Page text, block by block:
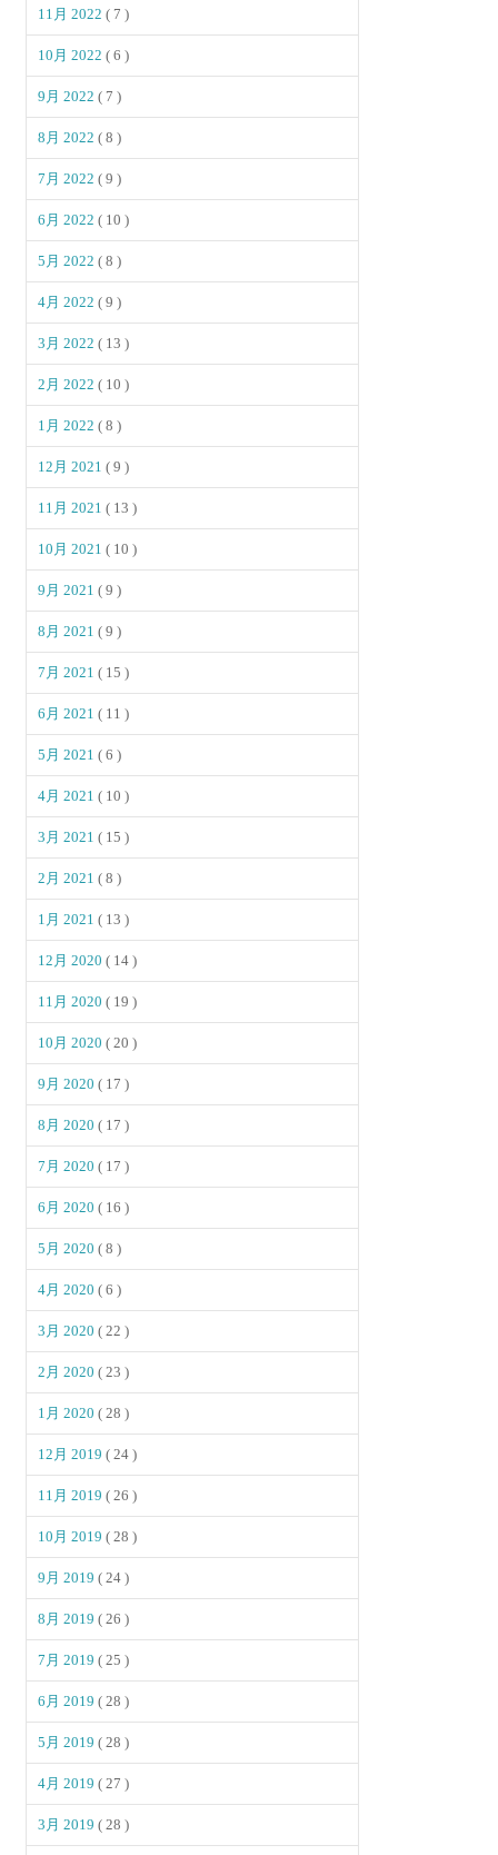
11月 2022( 7 )
10月 2022( 6 )
9月 2022( 7 )
8月 2022( 8 )
7月 2022( 9 )
6月 2022( 10 )
5月 2022( 8 )
4月 2022( 9 )
3月 2022( 13 )
2月 2022( 10 )
1月 2022( 8 )
12月 2021( 9 )
11月 2021( 13 )
10月 2021( 10 )
9月 2021( 9 )
8月 2021( 9 )
7月 2021( 15 )
6月 2021( 11 )
5月 2021( 6 )
4月 2021( 10 )
3月 2021( 15 )
2月 2021( 8 )
1月 2021( 13 )
12月 2020( 14 )
11月 2020( 19 )
10月 2020( 20 )
9月 2020( 17 )
8月 2020( 17 )
7月 2020( 17 )
6月 2020( 16 )
5月 2020( 8 )
4月 2020( 6 )
3月 2020( 22 )
2月 2020( 23 )
1月 2020( 28 )
12月 2019( 24 )
11月 2019( 26 )
10月 2019( 28 )
9月 2019( 24 )
8月 2019( 26 )
7月 2019( 25 )
6月 2019( 28 )
5月 2019( 28 )
4月 2019( 27 )
3月 2019( 28 )